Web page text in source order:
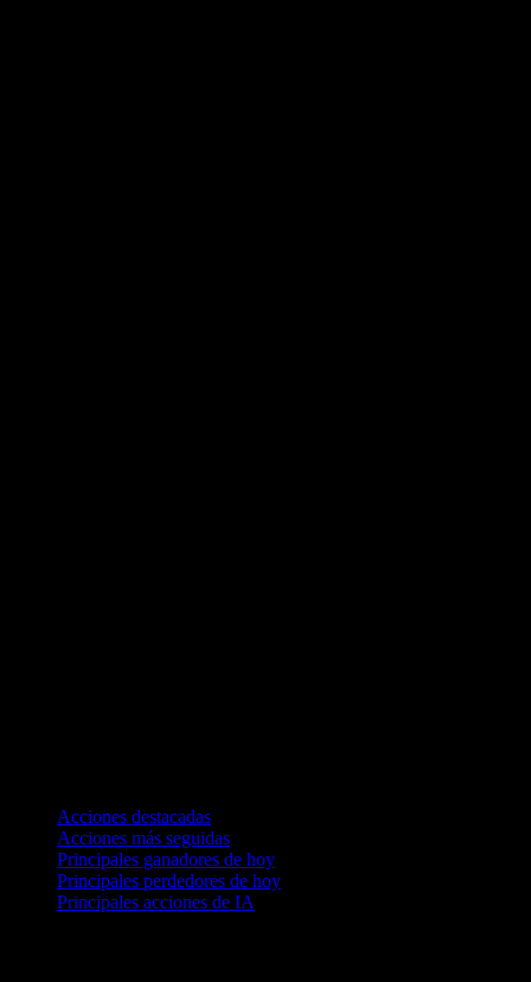
Acciones destacadas
Acciones más seguidas
Principales ganadores de hoy
Principales perdedores de hoy
Principales acciones de IA